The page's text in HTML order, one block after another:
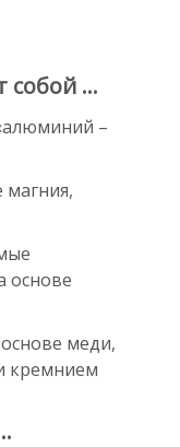
собой …
–
магния,
основе
меди,
кремнием